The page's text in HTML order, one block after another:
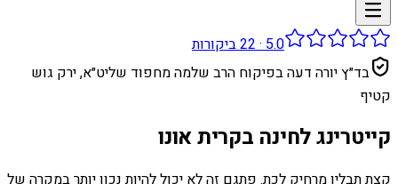
5.0
·
22ביקורות
בד״ץ יורה דעה בפיקוח הרב שלמה מחפוד שליט״א, ירק גוש
קטיף
קייטרינג לחינה בקרית אונו
קצת תבלין מרחיק לכת. פתגם זה לא יכול להיות נכון יותר במקרה של